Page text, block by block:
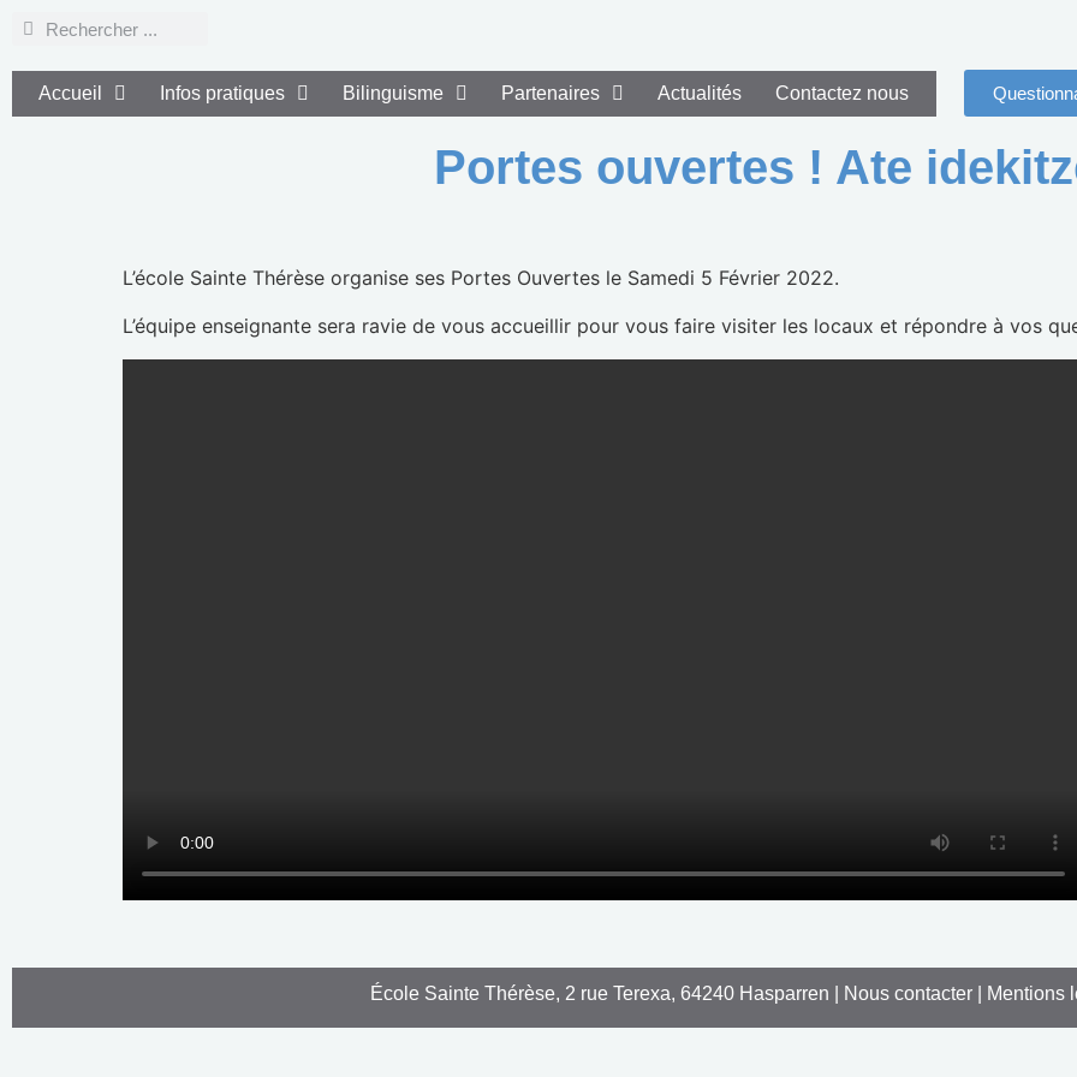
Accueil Infos pratiques Bilinguisme Partenaires Actualités Contactez nous
Portes ouvertes ! Ate
L’école Sainte Thérèse organise ses Portes Ouvertes le Samedi 5 Février 2022.
L’équipe enseignante sera ravie de vous accueillir pour vous faire visiter les locaux et répondre à vos
École Sainte Thérèse, 2 rue Terexa, 64240 Hasparren | Nous contacter Mentions